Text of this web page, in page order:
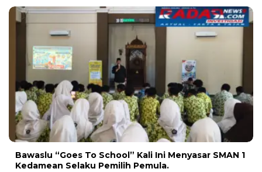
Bawaslu “Goes To School” Kali Ini Menyasar SMAN 1
Kedamean Selaku Pemilih Pemula.